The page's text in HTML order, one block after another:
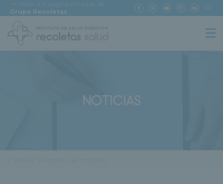
<< Volver a la página principal de
Grupo Recoletas
NOTICIAS